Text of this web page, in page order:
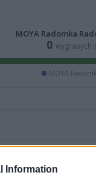
Information
MOYA Radomka
0 wygranych
MOYA